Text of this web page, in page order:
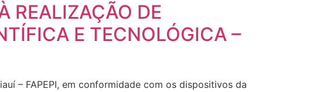
REALIZAÇÃO DE
E TECNOLÓGICA –
– FAPEPI, em conformidade com os dispositivos da